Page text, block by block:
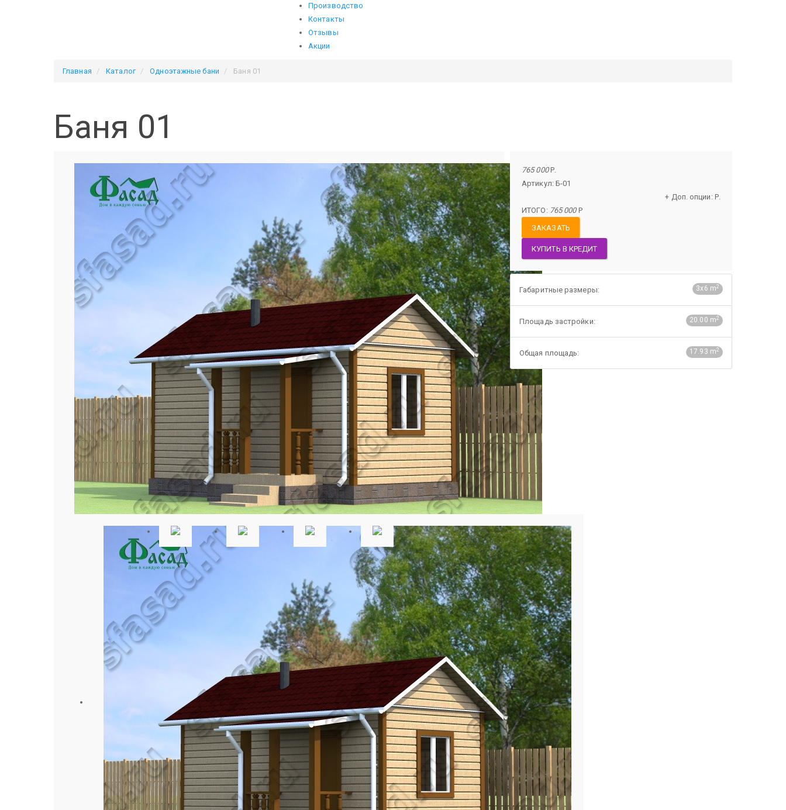
Производство
Контакты
Отзывы
Акции
Главная Каталог Одноэтажные бани Баня 01
Баня 01
765 000Р.
Артикул: Б-01
+ Доп. опции: Р.
ИТОГО: 765 000Р
ЗАКАЗАТЬ
КУПИТЬ В КРЕДИТ
3х6 m2
Габаритные размеры:
20.00 m2
Площадь застройки:
17.93 m2
Общая площадь: